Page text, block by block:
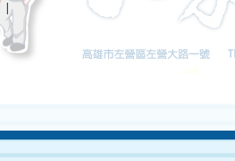
|